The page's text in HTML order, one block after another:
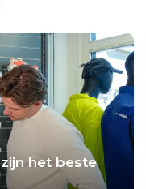
het beste